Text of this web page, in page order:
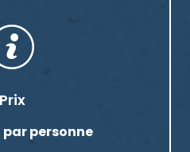
Prix
par personne